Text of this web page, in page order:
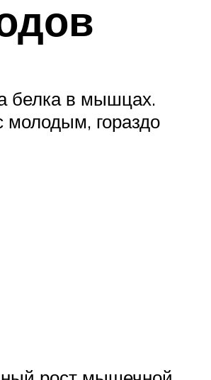
белка в мышцах.
молодым, гораздо